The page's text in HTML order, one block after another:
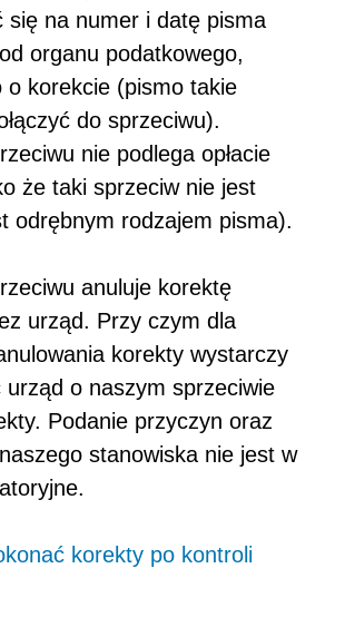
się na numer i datę pisma
organu podatkowego,
o korekcie (pismo takie
do sprzeciwu).
nie podlega opłacie
że taki sprzeciw nie jest
odrębnym rodzajem pisma).
anuluje korektę
urząd. Przy czym dla
korekty wystarczy
urząd o naszym sprzeciwie
Podanie przyczyn oraz
stanowiska nie jest w
korekty po kontroli